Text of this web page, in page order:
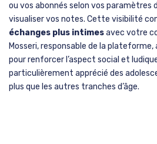
ou vos abonnés selon vos
visualiser vos notes. Cette visibilité
échanges plus intimesavec votre
Mosseri, responsable de la
pour renforcer l’aspect social et
particulièrement apprécié des
plus que les autres tranches d’âge.